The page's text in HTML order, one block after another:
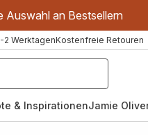
Auswahl an Bestsellern
2 WerktagenKostenfreie Retouren
& InspirationenJamie